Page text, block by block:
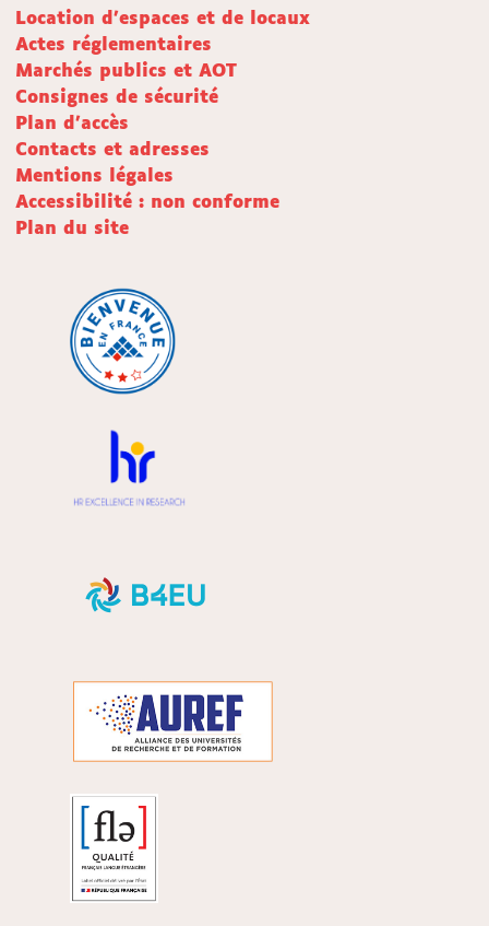
Location d'espaces et de locaux
Actes réglementaires
Marchés publics et AOT
Consignes de sécurité
Plan d'accès
Contacts et adresses
Mentions légales
Accessibilité : non conforme
Plan du site